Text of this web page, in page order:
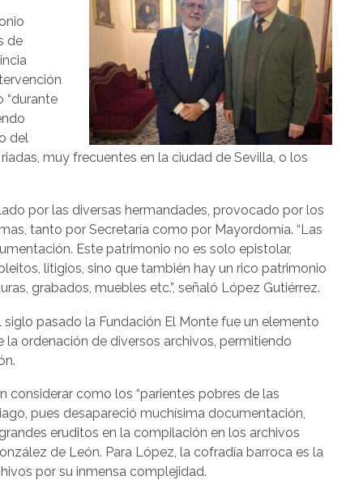
de
“durante
del
muy frecuentes en la ciudad de Sevilla, o los
por las diversas hermandades, provocado por los
tanto por Secretaría como por Mayordomía. “Las
Este patrimonio no es solo epistolar,
litigios, sino que también hay un rico patrimonio
grabados, muebles etc.”, señaló López Gutiérrez.
pasado la Fundación El Monte fue un elemento
ordenación de diversos archivos, permitiendo
considerar como los “parientes pobres de las
pues desapareció muchísima documentación,
eruditos en la compilación en los archivos
de León. Para López, la cofradía barroca es la
por su inmensa complejidad.